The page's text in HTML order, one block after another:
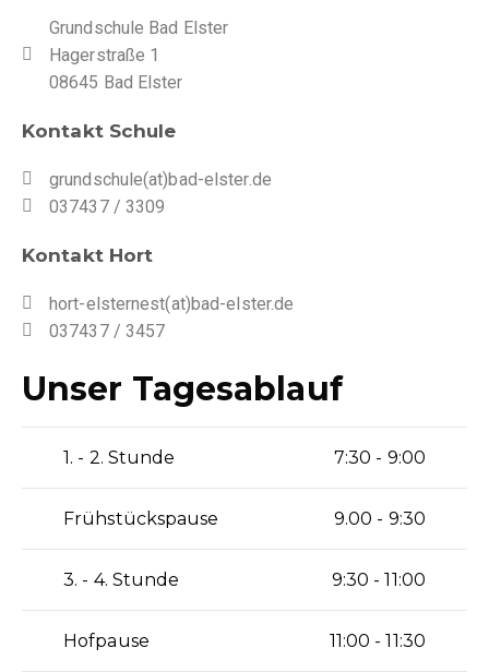
Grundschule Bad Elster
Hagerstraße 1
08645 Bad Elster
Kontakt Schule
grundschule(at)bad-elster.de
037437 / 3309
Kontakt Hort
hort-elsternest(at)bad-elster.de
037437 / 3457
Unser Tagesablauf
1. - 2. Stunde 7:30 - 9:00
Frühstückspause 9.00 - 9:30
3. - 4. Stunde 9:30 - 11:00
Hofpause 11:00 - 11:30